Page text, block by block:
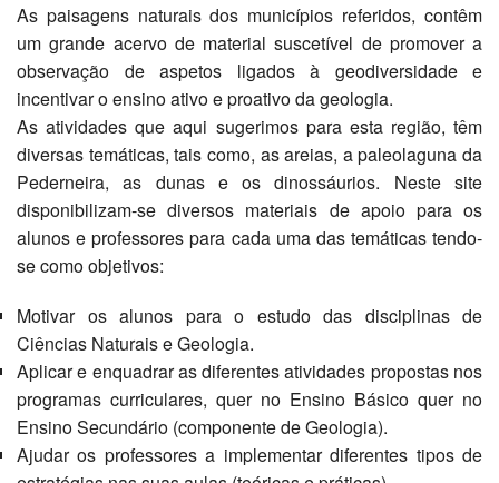
As paisagens naturais dos municípios referidos, contêm
um grande acervo de material suscetível de promover a
observação de aspetos ligados à geodiversidade e
incentivar o ensino ativo e proativo da geologia.
As atividades que aqui sugerimos para esta região, têm
diversas temáticas, tais como, as areias, a paleolaguna da
Pederneira, as dunas e os dinossáurios. Neste site
disponibilizam-se diversos materiais de apoio para os
alunos e professores para cada uma das temáticas tendo-
se como objetivos:
Motivar os alunos para o estudo das disciplinas de
Ciências Naturais e Geologia.
Aplicar e enquadrar as diferentes atividades propostas nos
programas curriculares, quer no Ensino Básico quer no
Ensino Secundário (componente de Geologia).
Ajudar os professores a implementar diferentes tipos de